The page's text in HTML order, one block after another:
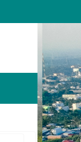
HỘ SẢN PHẨM